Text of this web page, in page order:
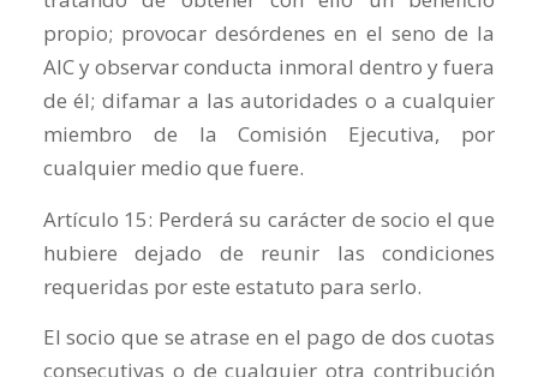
propio; provocar desórdenes en el seno de la
AIC y observar conducta inmoral dentro y fuera
de él; difamar a las autoridades o a cualquier
miembro de la Comisión Ejecutiva, por
cualquier medio que fuere.
Artículo 15: Perderá su carácter de socio el que
hubiere dejado de reunir las condiciones
requeridas por este estatuto para serlo.
El socio que se atrase en el pago de dos cuotas
consecutivas o de cualquier otra contribución